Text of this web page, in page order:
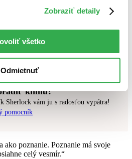
Zobraziť detaily
všetko
Odmietnuť
výraz.
knihu?
Sherlock vám ju s radosťou vypátra!
pomocník
ako poznanie. Poznanie má svoje
celý vesmír.